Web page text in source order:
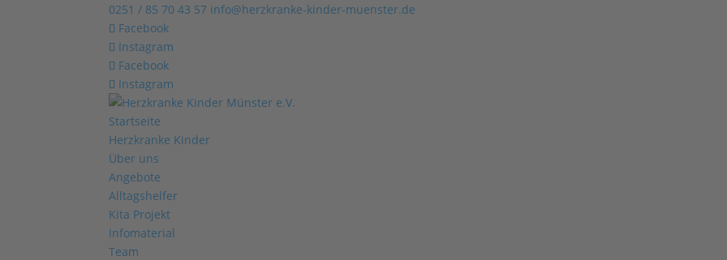
0251 / 85 70 43 57 info@herzkranke-kinder-muenster.de
Facebook
Instagram
Facebook
Instagram
Startseite
Herzkranke Kinder
Über uns
Angebote
Alltagshelfer
Kita Projekt
Infomaterial
Team